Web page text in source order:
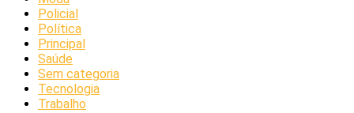
Policial
Política
Principal
Saúde
Sem categoria
Tecnologia
Trabalho